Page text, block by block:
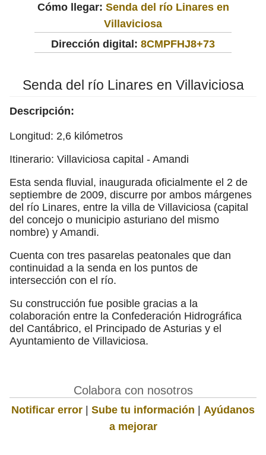
Cómo llegar: Senda del río Linares en
Villaviciosa
Dirección digital: 8CMPFHJ8+73
Senda del río Linares en Villaviciosa
Descripción:
Longitud: 2,6 kilómetros
Itinerario: Villaviciosa capital - Amandi
Esta senda fluvial, inaugurada oficialmente el 2 de
septiembre de 2009, discurre por ambos márgenes
del río Linares, entre la villa de Villaviciosa (capital
del concejo o municipio asturiano del mismo
nombre) y Amandi.
Cuenta con tres pasarelas peatonales que dan
continuidad a la senda en los puntos de
intersección con el río.
Su construcción fue posible gracias a la
colaboración entre la Confederación Hidrográfica
del Cantábrico, el Principado de Asturias y el
Ayuntamiento de Villaviciosa.
Colabora con nosotros
Notificar error | Sube tu información | Ayúdanos
a mejorar